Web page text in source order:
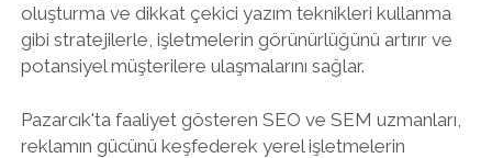
oluşturma ve dikkat çekici yazım teknikleri kullanma
gibi stratejilerle, işletmelerin görünürlüğünü artırır ve
potansiyel müşterilere ulaşmalarını sağlar.
Pazarcık'ta faaliyet gösteren SEO ve SEM uzmanları,
reklamın gücünü keşfederek yerel işletmelerin